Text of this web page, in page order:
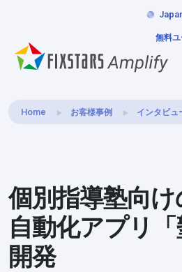
無料
Home お客様事例 インタビュ
個別指導塾向
自動化アプリ
開発